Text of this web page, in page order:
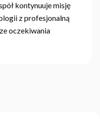
kontynuuje misję
z profesjonalną
oczekiwania